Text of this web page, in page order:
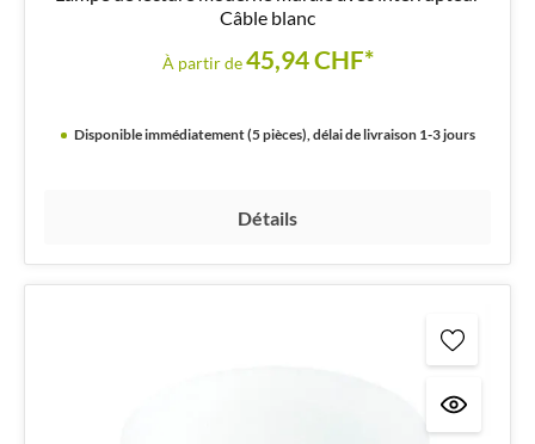
Câble blanc
À partir de45,94 CHF*
Disponible immédiatement (5 pièces), délai de livraison 1-3 jours
Détails